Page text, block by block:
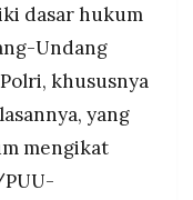
dasar hukum
Undang
khususnya
yang
mengikat